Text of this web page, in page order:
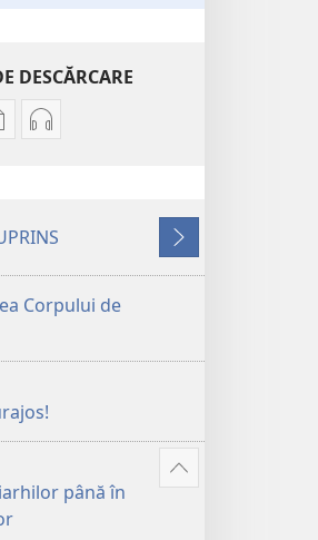
DESCĂRCARE
umblăm
Opțiuni
materiale
umblăm
plini
de
Următorul
Corpului de
până în
Afișează